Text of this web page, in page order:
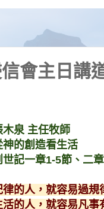
會主日講
木泉 主任牧師
神的創造看生活
世記一章1-5節、二
律的人，就容易過規
的人，就容易凡事